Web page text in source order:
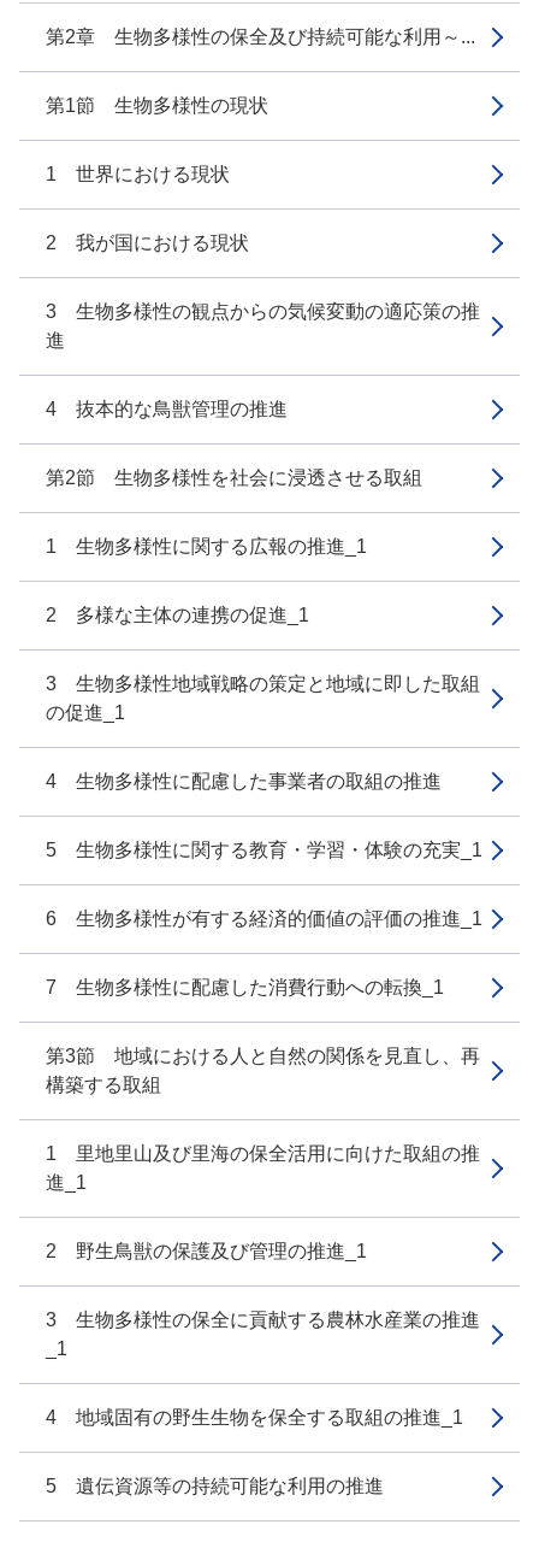
第2章 生物多様性の保全及び持続可能な利用～...
第1節 生物多様性の現状
1 世界における現状
2 我が国における現状
3 生物多様性の観点からの気候変動の適応策の推
進
4 抜本的な鳥獣管理の推進
第2節 生物多様性を社会に浸透させる取組
1 生物多様性に関する広報の推進_1
2 多様な主体の連携の促進_1
3 生物多様性地域戦略の策定と地域に即した取組
の促進_1
4 生物多様性に配慮した事業者の取組の推進
5 生物多様性に関する教育・学習・体験の充実_1
6 生物多様性が有する経済的価値の評価の推進_1
7 生物多様性に配慮した消費行動への転換_1
第3節 地域における人と自然の関係を見直し、再
構築する取組
1 里地里山及び里海の保全活用に向けた取組の推
進_1
2 野生鳥獣の保護及び管理の推進_1
3 生物多様性の保全に貢献する農林水産業の推進
_1
4 地域固有の野生生物を保全する取組の推進_1
5 遺伝資源等の持続可能な利用の推進